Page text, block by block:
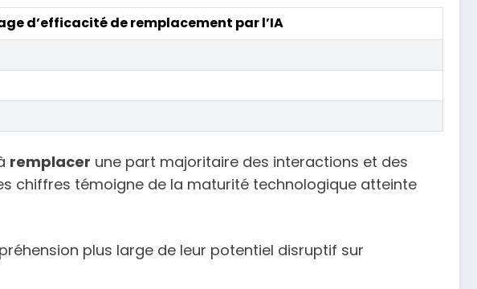
d’efficacité de remplacement par l’IA
remplacer une part majoritaire des interactions et des
chiffres témoigne de la maturité technologique atteinte
plus large de leur potentiel disruptif sur